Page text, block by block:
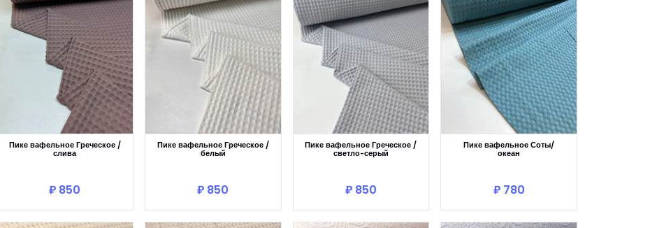
Пике вафельное Греческое /
слива
₽ 850
Пике вафельное Греческое /
белый
₽ 850
В корзину
Пике вафельное Греческое /
светло-серый
₽ 850
Пике вафельное Соты/
океан
₽ 780